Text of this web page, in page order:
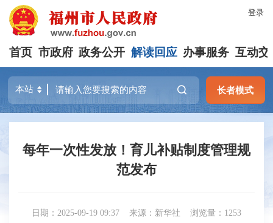
登录
首页 市政府 政务公开 解读回应 办事服务 互动交
长者模式
每年一次性发放！育儿补贴制度管理规
范发布
日期：2025-09-19 09:37 来源：新华社 浏览量：1253